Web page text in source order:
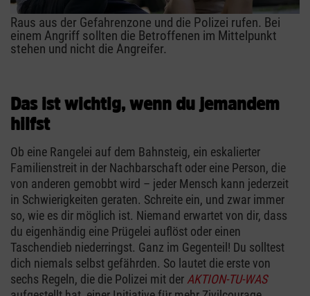
Raus aus der Gefahrenzone und die Polizei rufen. Bei
einem Angriff sollten die Betroffenen im Mittelpunkt
stehen und nicht die Angreifer.
Das ist wichtig, wenn du jemandem
hilfst
Ob eine Rangelei auf dem Bahnsteig, ein eskalierter
Familienstreit in der Nachbarschaft oder eine Person, die
von anderen gemobbt wird – jeder Mensch kann jederzeit
in Schwierigkeiten geraten. Schreite ein, und zwar immer
so, wie es dir möglich ist. Niemand erwartet von dir, dass
du eigenhändig eine Prügelei auflöst oder einen
Taschendieb niederringst. Ganz im Gegenteil! Du solltest
dich niemals selbst gefährden. So lautet die erste von
sechs Regeln, die die Polizei mit der AKTION-TU-WAS